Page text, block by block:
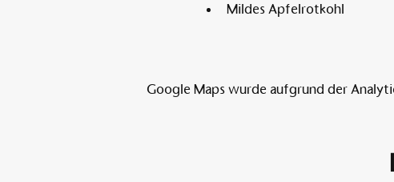
Mildes Apfelrotkohl
Google Maps wurde aufgrund der